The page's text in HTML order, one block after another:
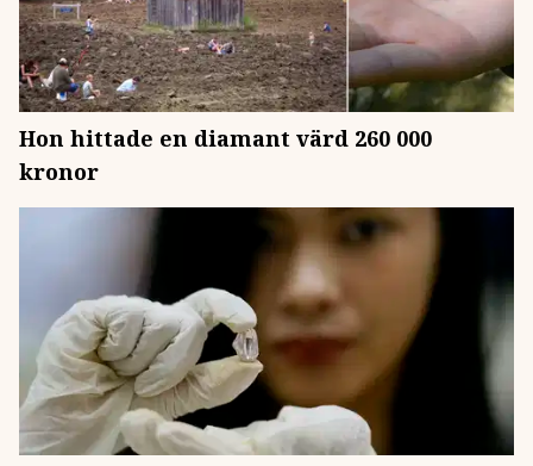
Hon hittade en diamant värd 260 000
kronor